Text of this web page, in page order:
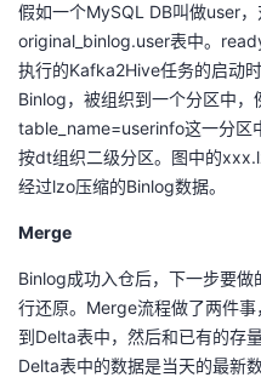
假如一个MySQL DB叫做user
original_binlog.user表中。
执行的Kafka2Hive任务的启动
Binlog，被组织到一个分区中
table_name=userinfo这一分区
按dt组织二级分区。图中的
经过lzo压缩的Binlog数据。
Merge
Binlog成功入仓后，下一步要
行还原。Merge流程做了两件
到Delta表中，然后和已有的存
Delta表中的数据是当天的最新